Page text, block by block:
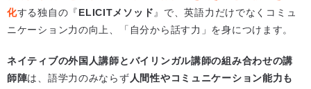
化する独自の『ELICITメソッド 』で、英語力だけでなくコミュ
ニケーション力の向上、「自分から話す力」を身につけます。
ネイティブの外国人講師とバイリンガル講師の組み合わせの講
師陣は、語学力のみならず人間性やコミュニケーション能力も